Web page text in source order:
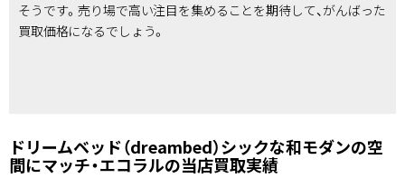
そうです。売り場で高い注目を集めることを期待して、がんばった
買取価格になるでしょう。
ドリームベッド（dreambed）シックな和モダンの空
間にマッチ・エコラルの当店買取実績